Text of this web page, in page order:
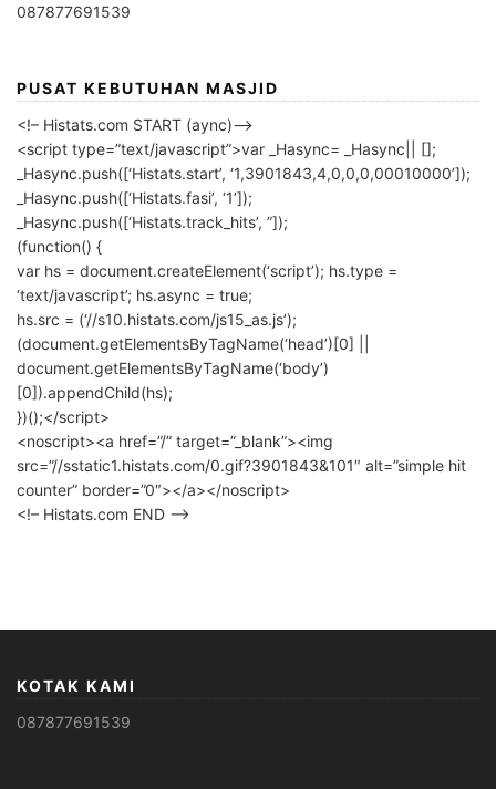
087877691539
PUSAT KEBUTUHAN MASJID
<!– Histats.com START (aync)–>
<script type=”text/javascript”>var _Hasync= _Hasync|| [];
_Hasync.push([‘Histats.start’, ‘1,3901843,4,0,0,0,00010000’]);
_Hasync.push([‘Histats.fasi’, ‘1’]);
_Hasync.push([‘Histats.track_hits’, ”]);
(function() {
var hs = document.createElement(‘script’); hs.type =
‘text/javascript’; hs.async = true;
hs.src = (‘//s10.histats.com/js15_as.js’);
(document.getElementsByTagName(‘head’)[0] ||
document.getElementsByTagName(‘body’)
[0]).appendChild(hs);
})();</script>
<noscript><a href=”/” target=”_blank”><img
src=”//sstatic1.histats.com/0.gif?3901843&101″ alt=”simple hit
counter” border=”0″></a></noscript>
<!– Histats.com END –>
KOTAK KAMI
087877691539